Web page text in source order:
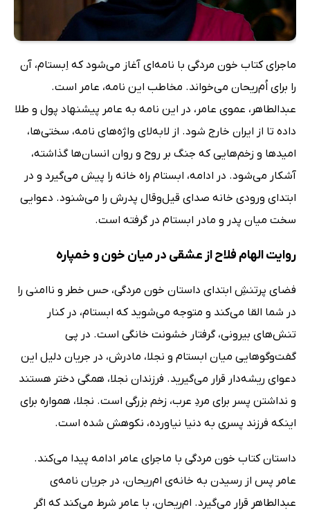
ماجرای کتاب خون مردگی با نامه‌ای آغاز می‌شود که اِبستام، آن
را برای اُم‌ریحان می‌خواند. مخاطب این نامه، عامر است.
عبدالطاهر، عموی عامر، در این نامه به عامر پیشنهاد پول و طلا
داده تا از ایران خارج شود. از لابه‌لای واژه‌های نامه، سختی‌ها،
امیدها و زخم‌هایی که جنگ بر روح و روان انسان‌ها گذاشته،
آشکار می‌شود. در ادامه، ابستام راه خانه را پیش می‌گیرد و در
ابتدای ورودی خانه صدای قیل‌وقال پدرش را می‌شنود. دعوایی
سخت میان پدر و مادر ابستام در گرفته است.
روایت الهام فلاح از عشقی در میان خون و خمپاره
فضای پرتنشِ ابتدای داستان خون مردگی، حس خطر و ناامنی را
در شما القا می‌کند و متوجه می‌شوید که ابستام، در کنار
تنش‌های بیرونی، گرفتار خشونت خانگی است. در پی
گفت‌وگوهایی میان ابستام و نجلا، مادرش، در جریان دلیل این
دعوای ریشه‌دار قرار می‌گیرید. فرزندان نجلا، همگی دختر هستند
و نداشتن پسر برای مردِ عرب، زخم بزرگی است. نجلا، همواره برای
اینکه فرزند پسری به دنیا نیاورده، نکوهش شده است.
داستان کتاب خون مردگی با ماجرای عامر ادامه پیدا می‌‌کند.
عامر پس از رسیدن به خانه‌ی ام‌ریحان، در جریان نامه‌ی
عبدالطاهر قرار می‌‌گیرد. ام‌ریحان، با عامر شرط می‌کند که اگر